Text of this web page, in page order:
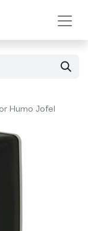
Humo Jofel